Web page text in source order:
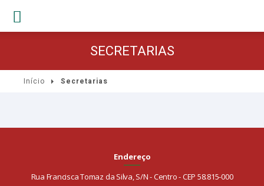
SECRETARIAS
Início Secretarias
Endereço
Rua Francisca Tomaz da Silva, S/N - Centro - CEP 58.815-000